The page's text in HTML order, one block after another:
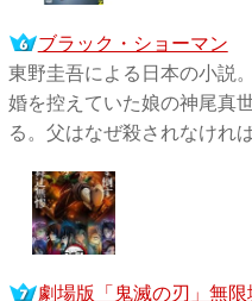
ブラック・ショーマン
東野圭吾による日本の小説
婚を控えていた娘の神尾真
る。父はなぜ殺されなけれ
劇場版「鬼滅の刃」無